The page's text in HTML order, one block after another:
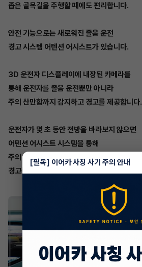
좁은 골목길을 주행할 때에도 편리합니다.
안전 기능으로는 새로워진 졸음 운전
경고 시스템 어텐션 어시스트가 있습니다.
3D 운전자 디스플레이에 내장된 카메라를
통해 운전자를 졸음 운전뿐만 아니라
주의 산만함까지 감지하고 경고를 제공합니다.
운전자가 몇 초 동안 전방을 바라보지 않으면
어텐션 어시스트 시스템을 통해
주의 산만을 감지해 음향 및 시각적
경고를 줍니다.
[필독] 이어카 사칭 사기 주의 안내